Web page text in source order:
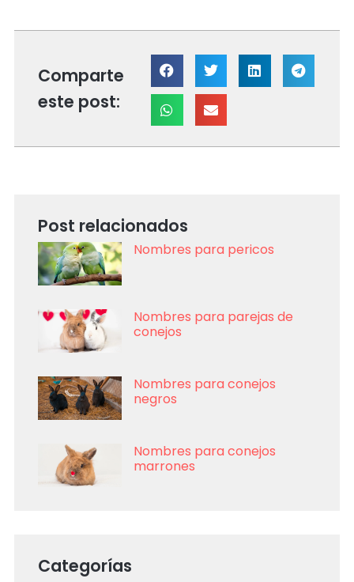
Comparte
este post:
Post relacionados
Nombres para pericos
Nombres para parejas de
conejos
Nombres para conejos
negros
Nombres para conejos
marrones
Categorías